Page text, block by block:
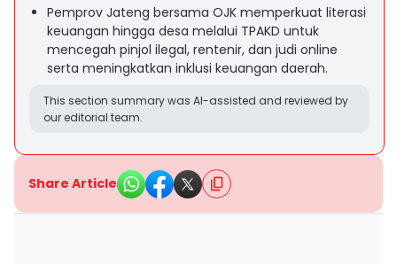
Pemprov Jateng bersama OJK memperkuat literasi
keuangan hingga desa melalui TPAKD untuk
mencegah pinjol ilegal, rentenir, dan judi online
serta meningkatkan inklusi keuangan daerah.
This section summary was AI-assisted and reviewed by
our editorial team.
Share Article